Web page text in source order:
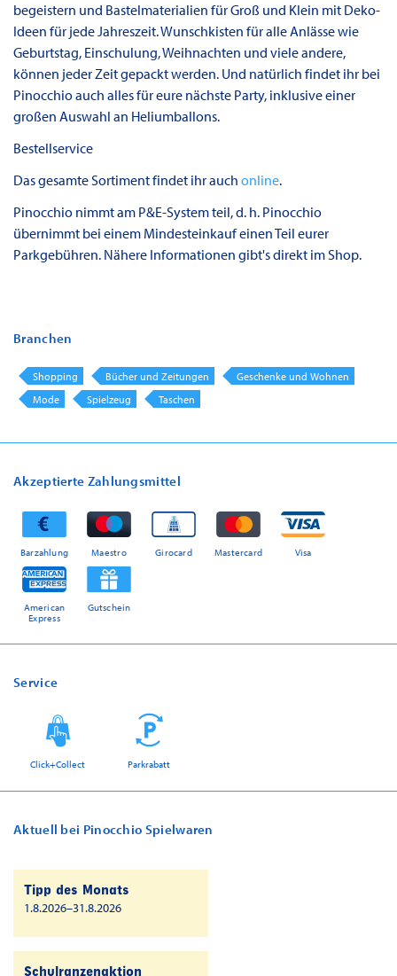
begeistern und Bastelmaterialien für Groß und Klein mit Deko-
Ideen für jede Jahreszeit. Wunschkisten für alle Anlässe wie
Geburtstag, Einschulung, Weihnachten und viele andere,
können jeder Zeit gepackt werden. Und natürlich findet ihr bei
Pinocchio auch alles für eure nächste Party, inklusive einer
großen Auswahl an Heliumballons.
Bestellservice
Das gesamte Sortiment findet ihr auch online.
Pinocchio nimmt am P&E-System teil, d. h. Pinocchio
übernimmt bei einem Mindesteinkauf einen Teil eurer
Parkgebühren. Nähere Informationen gibt's direkt im Shop.
Branchen
Shopping Bücher und Zeitungen
Geschenke und Wohnen
Mode
Spielzeug Taschen
Akzeptierte Zahlungsmittel
Barzahlung Maestro Girocard Mastercard Visa
American
Express
Gutschein
Service
Click+Collect Parkrabatt
Aktuell bei Pinocchio Spielwaren
Tipp des Monats
1.8.2026–31.8.2026
Schulranzenaktion